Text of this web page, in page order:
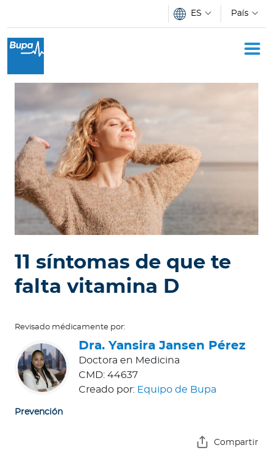
ES País
I
11 síntomas de que te
falta vitamina D
Revisado médicamente por:
Dra. Yansira Jansen Pérez
Doctora en Medicina
CMD: 44637
Creado por: Equipo de Bupa
Prevención
Compartir